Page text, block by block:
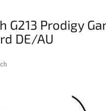
G213 Prodigy
DE/AU